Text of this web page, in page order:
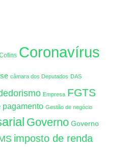
Coronavírus
câmara dos Deputados DAS
Empresa FGTS
pagamento Gestão de negócio
Governo Governo
imposto de renda